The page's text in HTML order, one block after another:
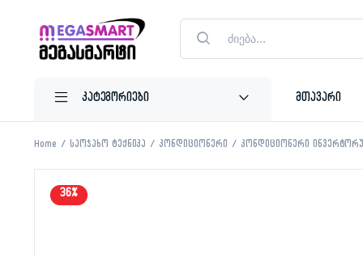
Products
search
მთავარი
Home საოჯახო ტექნიკა კონდიციონერი კონდიციონერი
36%